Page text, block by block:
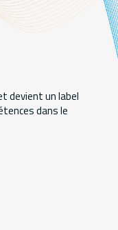
devient un label
dans le